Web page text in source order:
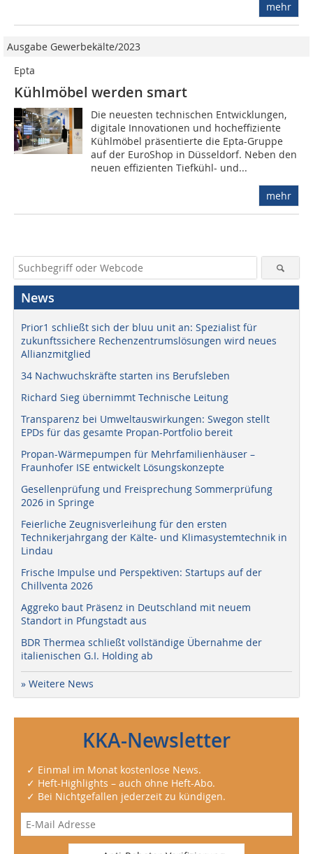
mehr
Ausgabe Gewerbekälte/2023
Epta
Kühlmöbel werden smart
Die neuesten technischen Entwicklungen,
digitale Innovationen und hocheffiziente
Kühlmöbel präsentierte die Epta-Gruppe
auf der EuroShop in Düsseldorf. Neben den
neuen effizienten Tiefkühl- und...
mehr
News
Prior1 schließt sich der bluu unit an: Spezialist für
zukunftssichere Rechenzentrumslösungen wird neues
Allianzmitglied
34 Nachwuchskräfte starten ins Berufsleben
Richard Sieg übernimmt Technische Leitung
Transparenz bei Umweltauswirkungen: Swegon stellt
EPDs für das gesamte Propan-Portfolio bereit
Propan-Wärmepumpen für Mehrfamilienhäuser –
Fraunhofer ISE entwickelt Lösungskonzepte
Gesellenprüfung und Freisprechung Sommerprüfung
2026 in Springe
Feierliche Zeugnisverleihung für den ersten
Technikerjahrgang der Kälte- und Klimasystemtechnik in
Lindau
Frische Impulse und Perspektiven: Startups auf der
Chillventa 2026
Aggreko baut Präsenz in Deutschland mit neuem
Standort in Pfungstadt aus
BDR Thermea schließt vollständige Übernahme der
italienischen G.I. Holding ab
» Weitere News
KKA-Newsletter
✓ Einmal im Monat kostenlose News.
✓ Heft-Highlights – auch ohne Heft-Abo.
✓ Bei Nichtgefallen jederzeit zu kündigen.